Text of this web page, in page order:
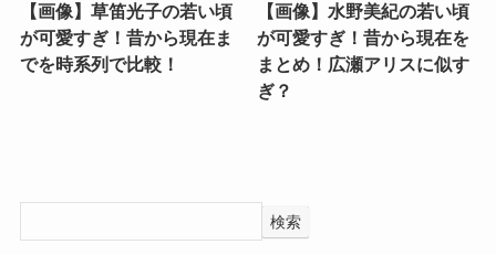
【画像】草笛光子の若い頃
が可愛すぎ！昔から現在ま
でを時系列で比較！
【画像】水野美紀の若い頃
が可愛すぎ！昔から現在を
まとめ！広瀬アリスに似す
ぎ？
検索